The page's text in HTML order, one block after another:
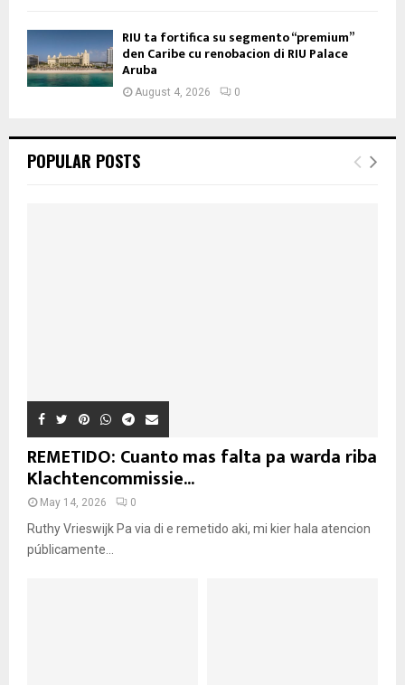
RIU ta fortifica su segmento “premium”
den Caribe cu renobacion di RIU Palace
Aruba
August 4, 2026 0
POPULAR POSTS
REMETIDO: Cuanto mas falta pa warda riba
Klachtencommissie...
May 14, 2026 0
Ruthy Vrieswijk Pa via di e remetido aki, mi kier hala atencion
públicamente...